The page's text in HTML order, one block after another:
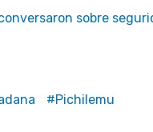
sobre
Pichilemu